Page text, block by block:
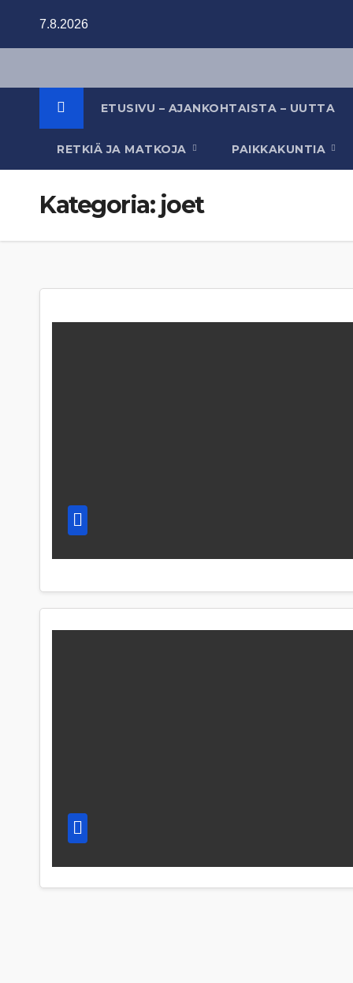
7.8.2026
ETUSIVU – AJANKOHTAISTA – UUTTA
RETKIÄ JA MATKOJA PAIKKAKUNTIA
Kategoria: joet